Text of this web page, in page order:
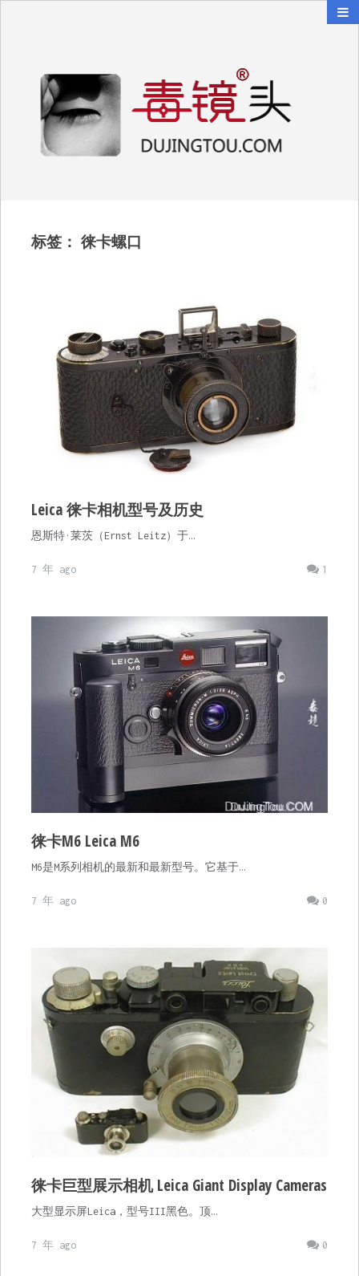
标签： 徕卡螺口
Leica 徕卡相机型号及历史
恩斯特·莱茨（Ernst Leitz）于…
1
7 年 ago
徕卡M6 Leica M6
M6是M系列相机的最新和最新型号。它基于…
0
7 年 ago
徕卡巨型展示相机 Leica Giant Display Cameras
大型显示屏Leica，型号III黑色。顶…
0
7 年 ago